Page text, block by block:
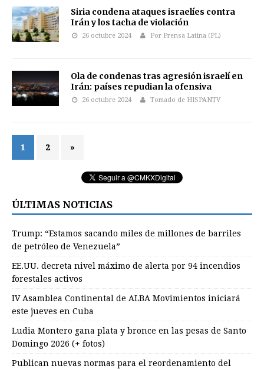
Siria condena ataques israelíes contra
Irán y los tacha de violación
26 octubre 2024 Por Prensa Latina (PL)
Ola de condenas tras agresión israelí en
Irán: países repudian la ofensiva
26 octubre 2024 Tomado de HISPANTV
1 2 »
ÚLTIMAS NOTICIAS
Trump: “Estamos sacando miles de millones de barriles
de petróleo de Venezuela”
EE.UU. decreta nivel máximo de alerta por 94 incendios
forestales activos
IV Asamblea Continental de ALBA Movimientos iniciará
este jueves en Cuba
Ludia Montero gana plata y bronce en las pesas de Santo
Domingo 2026 (+ fotos)
Publican nuevas normas para el reordenamiento del